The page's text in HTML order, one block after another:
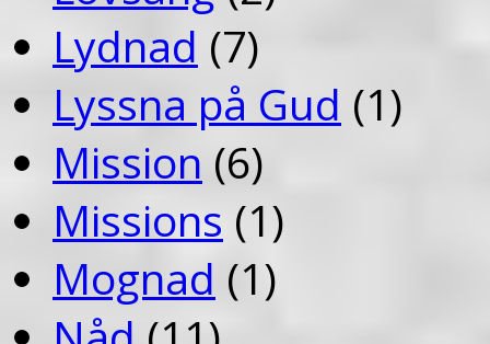
Lydnad (7)
Lyssna på Gud (1)
Mission (6)
Missions (1)
Mognad (1)